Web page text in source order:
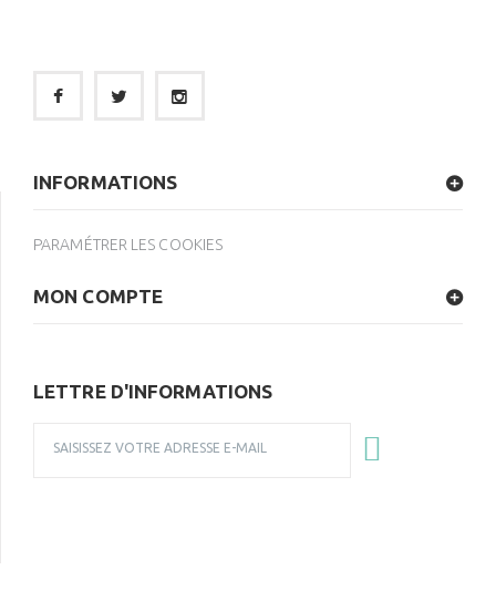
INFORMATIONS
PARAMÉTRER LES COOKIES
MON COMPTE
LETTRE D'INFORMATIONS